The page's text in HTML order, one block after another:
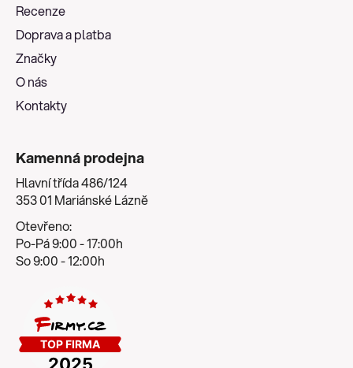
Recenze
Doprava a platba
Značky
O nás
Kontakty
Kamenná prodejna
Hlavní třída 486/124
353 01 Mariánské Lázně
Otevřeno:
Po-Pá 9:00 - 17:00h
So 9:00 - 12:00h